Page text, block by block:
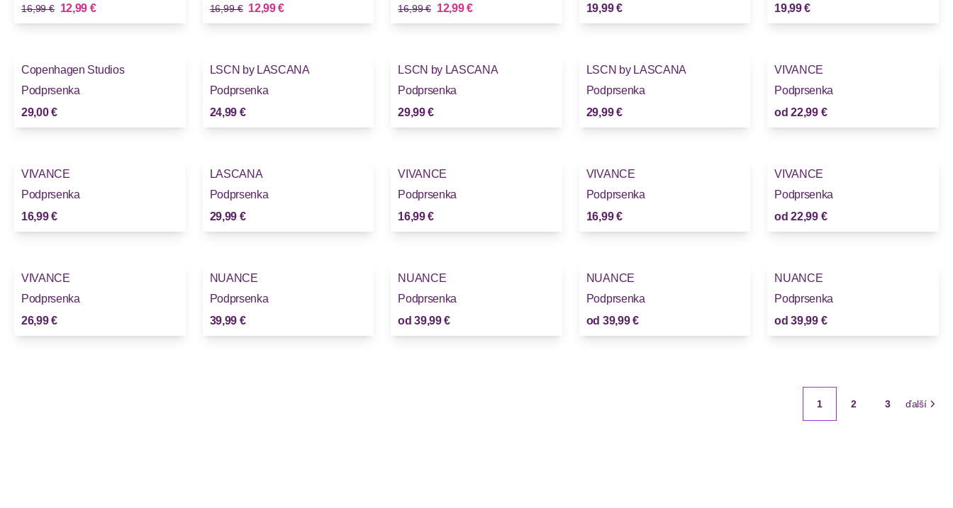
Stará cena
16,99 € Nová cena
12,99 € Stará cena
16,99 € Nová cena
12,99 € Stará cena
16,99 € Nová cena
12,99 €
19,99 €
19,99 €
Copenhagen Studios
Podprsenka
29,00 €
LSCN by LASCANA
Podprsenka
24,99 €
LSCN by LASCANA
Podprsenka
29,99 €
LSCN by LASCANA
Podprsenka
29,99 €
VIVANCE
Podprsenka
od 22,99 €
VIVANCE
Podprsenka
16,99 €
LASCANA
Podprsenka
29,99 €
VIVANCE
Podprsenka
16,99 €
VIVANCE
Podprsenka
16,99 €
Novinky
VIVANCE
Podprsenka
od 22,99 €
Novinky
VIVANCE
Podprsenka
26,99 €
NUANCE
Podprsenka
39,99 €
NUANCE
Podprsenka
od 39,99 €
NUANCE
Podprsenka
od 39,99 €
NUANCE
Podprsenka
od 39,99 €
1 2 3 ďalší